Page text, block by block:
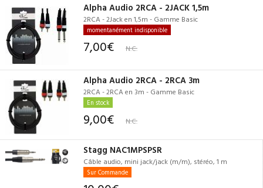
Alpha Audio 2RCA - 2JACK 1,5m
2RCA - 2Jack en 1,5m - Gamme Basic
momentanément indisponible
7,00€ N.C.
Alpha Audio 2RCA - 2RCA 3m
2RCA - 2RCA en 3m - Gamme Basic
En stock
9,00€ N.C.
Stagg NAC1MPSPSR
Câble audio, mini jack/jack (m/m), stéréo, 1 m
Sur Commande